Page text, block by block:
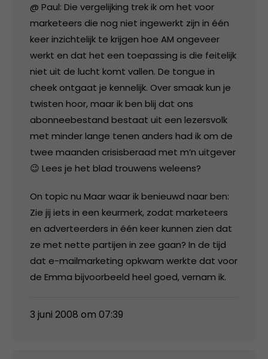
@ Paul: Die vergelijking trek ik om het voor
marketeers die nog niet ingewerkt zijn in één
keer inzichtelijk te krijgen hoe AM ongeveer
werkt en dat het een toepassing is die feitelijk
niet uit de lucht komt vallen. De tongue in
cheek ontgaat je kennelijk. Over smaak kun je
twisten hoor, maar ik ben blij dat ons
abonneebestand bestaat uit een lezersvolk
met minder lange tenen anders had ik om de
twee maanden crisisberaad met m’n uitgever
😉 Lees je het blad trouwens weleens?
On topic nu Maar waar ik benieuwd naar ben:
Zie jij iets in een keurmerk, zodat marketeers
en adverteerders in één keer kunnen zien dat
ze met nette partijen in zee gaan? In de tijd
dat e-mailmarketing opkwam werkte dat voor
de Emma bijvoorbeeld heel goed, vernam ik.
3 juni 2008 om 07:39